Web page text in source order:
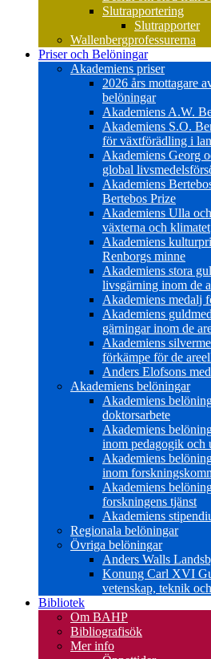
Slutrapportering
Slutrapporter
Wallenbergprofessurerna
Priser och Belöningar
Akademiens priser
2026 års mottagare
belöningar
Akademiens A.W.
Akademiens S.O.
för växtförädling i
Akademiens Georg
global
Akademiens
Bertebos Prize
Akademiens Ulla
växterna och klimatet
Akademiens
Renborgs minne
Akademiens stora
livsgärning inom de
Akademiens medalj
Akademiens
gärningar inom de
Akademiens
förkämpe för de
Anders Elofsons
Akademiens belöningar
Akademiens
doktorsarbete
Akademiens
inom pedagogik och
Akademiens
inom
Akademiens
forskningens tjänst
Akademiens
Regionala belöningar
Övriga belöningar
Anders Walls
Konung Carl XVI
vetenskap, teknik
Bibliotek
Om BAHP
Bibliografisök
Mer info